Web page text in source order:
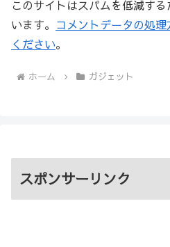
このサイトはスパムを低減す
います。 コメントデータの処
ください。
ホーム ガジェット
スポンサーリンク